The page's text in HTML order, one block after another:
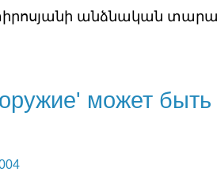
անձնական
может